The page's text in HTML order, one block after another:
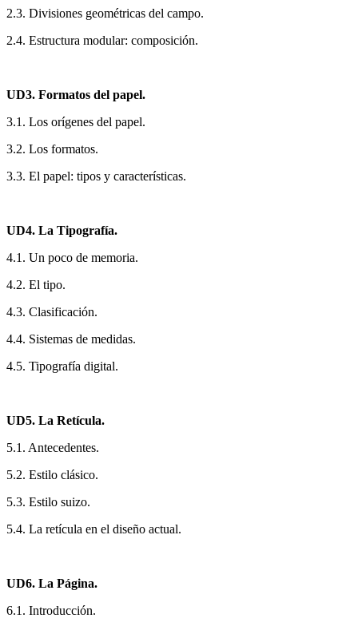
2.3. Divisiones geométricas del campo.
2.4. Estructura modular: composición.
UD3. Formatos del papel.
3.1. Los orígenes del papel.
3.2. Los formatos.
3.3. El papel: tipos y características.
UD4. La Tipografía.
4.1. Un poco de memoria.
4.2. El tipo.
4.3. Clasificación.
4.4. Sistemas de medidas.
4.5. Tipografía digital.
UD5. La Retícula.
5.1. Antecedentes.
5.2. Estilo clásico.
5.3. Estilo suizo.
5.4. La retícula en el diseño actual.
UD6. La Página.
6.1. Introducción.